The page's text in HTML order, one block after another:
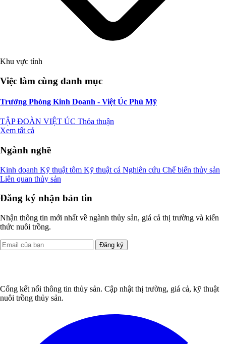
Khu vực tỉnh
Việc làm cùng danh mục
Trưởng Phòng Kinh Doanh - Việt Úc Phù Mỹ
TẬP ĐOÀN VIỆT ÚC Thỏa thuận
Xem tất cả
Ngành nghề
Kinh doanh Kỹ thuật tôm Kỹ thuật cá Nghiên cứu Chế biến thủy sản
Liên quan thủy sản
Đăng ký nhận bản tin
Nhận thông tin mới nhất về ngành thủy sản, giá cả thị trường và kiến
thức nuôi trồng.
Đăng ký
Cổng kết nối thông tin thủy sản. Cập nhật thị trường, giá cả, kỹ thuật
nuôi trồng thủy sản.